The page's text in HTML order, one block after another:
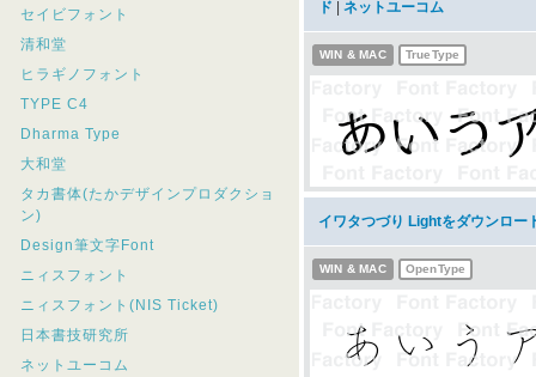
セイビフォント
清和堂
ヒラギノフォント
TYPE C4
Dharma Type
大和堂
タカ書体(たかデザインプロダクショ
ン)
Design筆文字Font
ニィスフォント
ニィスフォント(NIS Ticket)
日本書技研究所
ネットユーコム
ド
ネットユーコム
WIN & MAC TrueType
イワタつづり Lightをダウンロー
WIN & MAC OpenType